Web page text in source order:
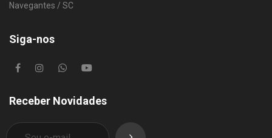
Navegantes / SC
Siga-nos
Receber Novidades